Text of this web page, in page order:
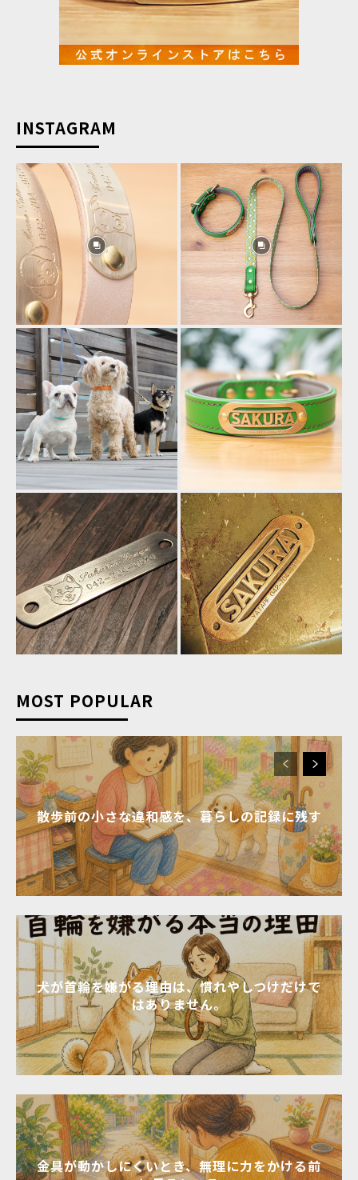
INSTAGRAM
MOST POPULAR
散歩前の小さな違和感を、暮らしの記録に残す
犬が首輪を嫌がる理由は、慣れやしつけだけで
はありません。
金具が動かしにくいとき、無理に力をかける前